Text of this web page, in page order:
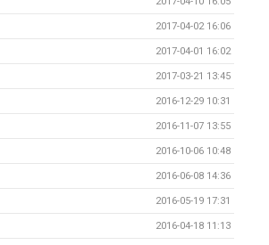
2017-04-02 16:06
2017-04-01 16:02
2017-03-21 13:45
2016-12-29 10:31
2016-11-07 13:55
2016-10-06 10:48
2016-06-08 14:36
2016-05-19 17:31
2016-04-18 11:13